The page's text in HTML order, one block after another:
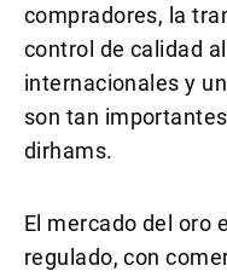
compradores, la
control de calidad
internacionales y
son tan
dirhams.
El mercado del oro
regulado, con